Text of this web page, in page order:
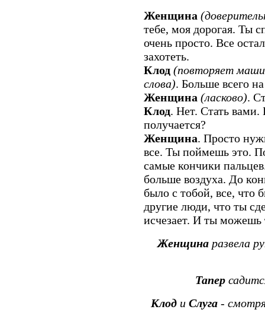
Женщина
тебе, моя дорогая. Ты
очень просто. Все
захотеть.
Клод (повторяет
слова). Больше всего
Женщина (ласково).
Клод. Нет. Стать
получается?
Женщина. Просто
все. Ты поймешь это.
самые кончики
больше воздуха. До
было с тобой, все, что
другие люди, что ты
исчезает. И ты
Женщинаразвела
Тапер
Клоди Слуга-